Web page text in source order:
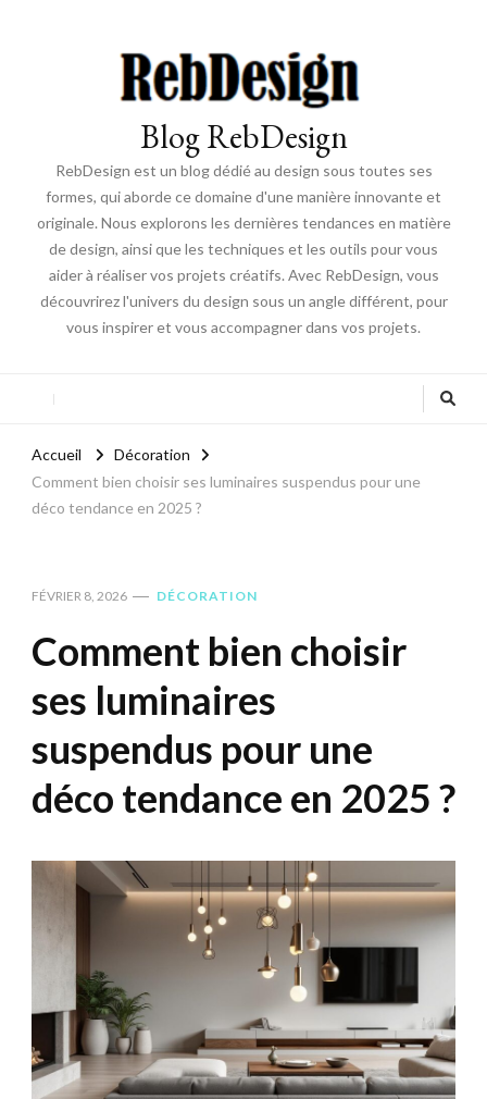
Blog RebDesign
RebDesign est un blog dédié au design sous toutes ses
formes, qui aborde ce domaine d'une manière innovante et
originale. Nous explorons les dernières tendances en matière
de design, ainsi que les techniques et les outils pour vous
aider à réaliser vos projets créatifs. Avec RebDesign, vous
découvrirez l'univers du design sous un angle différent, pour
vous inspirer et vous accompagner dans vos projets.
Accueil
Décoration
Comment bien choisir ses luminaires suspendus pour une
déco tendance en 2025 ?
FÉVRIER 8, 2026 DÉCORATION
Comment bien choisir
ses luminaires
suspendus pour une
déco tendance en 2025 ?